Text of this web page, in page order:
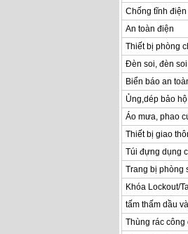
Chống tĩnh điện
An toàn điện
Thiết bị phòng
Đèn soi, đèn
Biển báo an
Ủng,dép bảo
Áo mưa, phao
Thiết bị giao
Túi đựng dụng
Trang bị phòng
Khóa Lockout/
tấm thấm dầu
Thùng rác công